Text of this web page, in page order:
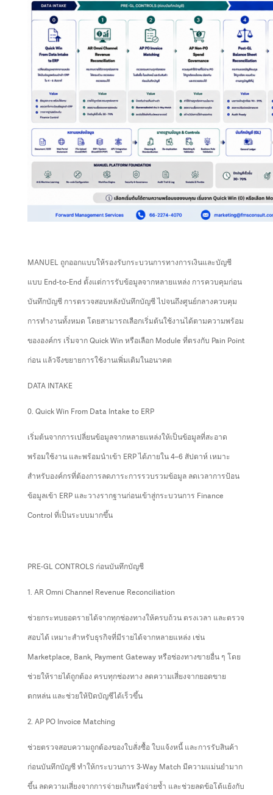
MANUEL ถูกออกแบบให้รองรับกระบวนการทางการเงินและบัญชี
แบบ End-to-End ตั้งแต่การรับข้อมูลจากหลายแหล่ง การควบคุมก่อน
บันทึกบัญชี การตรวจสอบหลังบันทึกบัญชี ไปจนถึงศูนย์กลางควบคุม
การทำงานทั้งหมด โดยสามารถเลือกเริ่มต้นใช้งานได้ตามความพร้อม
ขององค์กร เริ่มจาก Quick Win หรือเลือก Module ที่ตรงกับ Pain Point
ก่อน แล้วจึงขยายการใช้งานเพิ่มเติมในอนาคต
DATA INTAKE
0. Quick Win From Data Intake to ERP
เริ่มต้นจากการเปลี่ยนข้อมูลจากหลายแหล่งให้เป็นข้อมูลที่สะอาด
พร้อมใช้งาน และพร้อมนำเข้า ERP ได้ภายใน 4–6 สัปดาห์ เหมาะ
สำหรับองค์กรที่ต้องการลดภาระการรวบรวมข้อมูล ลดเวลาการป้อน
ข้อมูลเข้า ERP และวางรากฐานก่อนเข้าสู่กระบวนการ Finance
Control ที่เป็นระบบมากขึ้น
PRE-GL CONTROLS ก่อนบันทึกบัญชี
1. AR Omni Channel Revenue Reconciliation
ช่วยกระทบยอดรายได้จากทุกช่องทางให้ครบถ้วน ตรงเวลา และตรวจ
สอบได้ เหมาะสำหรับธุรกิจที่มีรายได้จากหลายแหล่ง เช่น
Marketplace, Bank, Payment Gateway หรือช่องทางขายอื่น ๆ โดย
ช่วยให้รายได้ถูกต้อง ครบทุกช่องทาง ลดความเสี่ยงจากยอดขาย
ตกหล่น และช่วยให้ปิดบัญชีได้เร็วขึ้น
2. AP PO Invoice Matching
ช่วยตรวจสอบความถูกต้องของใบสั่งซื้อ ใบแจ้งหนี้ และการรับสินค้า
ก่อนบันทึกบัญชี ทำให้กระบวนการ 3-Way Match มีความแม่นยำมาก
ขึ้น ลดความเสี่ยงจากการจ่ายเกินหรือจ่ายซ้ำ และช่วยลดข้อโต้แย้งกับ